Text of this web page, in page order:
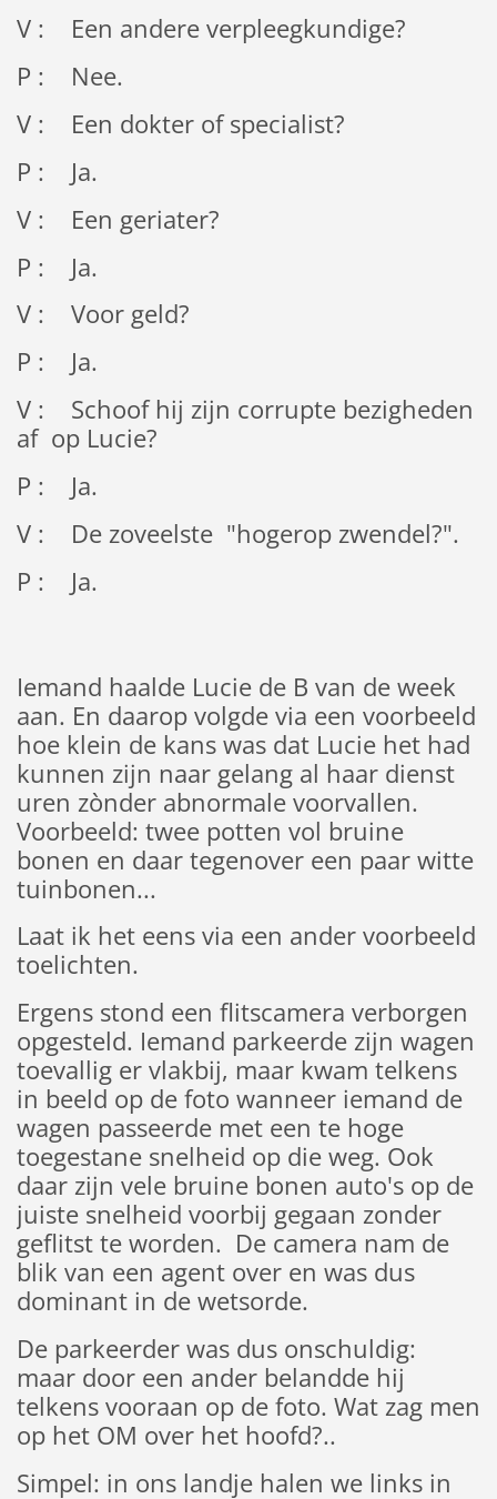
V : Een andere verpleegkundige?
P : Nee.
V : Een dokter of specialist?
P : Ja.
V : Een geriater?
P : Ja.
V : Voor geld?
P : Ja.
V : Schoof hij zijn corrupte bezigheden
af op Lucie?
P : Ja.
V : De zoveelste "hogerop zwendel?".
P : Ja.
Iemand haalde Lucie de B van de week
aan. En daarop volgde via een voorbeeld
hoe klein de kans was dat Lucie het had
kunnen zijn naar gelang al haar dienst
uren zònder abnormale voorvallen.
Voorbeeld: twee potten vol bruine
bonen en daar tegenover een paar witte
tuinbonen...
Laat ik het eens via een ander voorbeeld
toelichten.
Ergens stond een flitscamera verborgen
opgesteld. Iemand parkeerde zijn wagen
toevallig er vlakbij, maar kwam telkens
in beeld op de foto wanneer iemand de
wagen passeerde met een te hoge
toegestane snelheid op die weg. Ook
daar zijn vele bruine bonen auto's op de
juiste snelheid voorbij gegaan zonder
geflitst te worden. De camera nam de
blik van een agent over en was dus
dominant in de wetsorde.
De parkeerder was dus onschuldig:
maar door een ander belandde hij
telkens vooraan op de foto. Wat zag men
op het OM over het hoofd?..
Simpel: in ons landje halen we links in